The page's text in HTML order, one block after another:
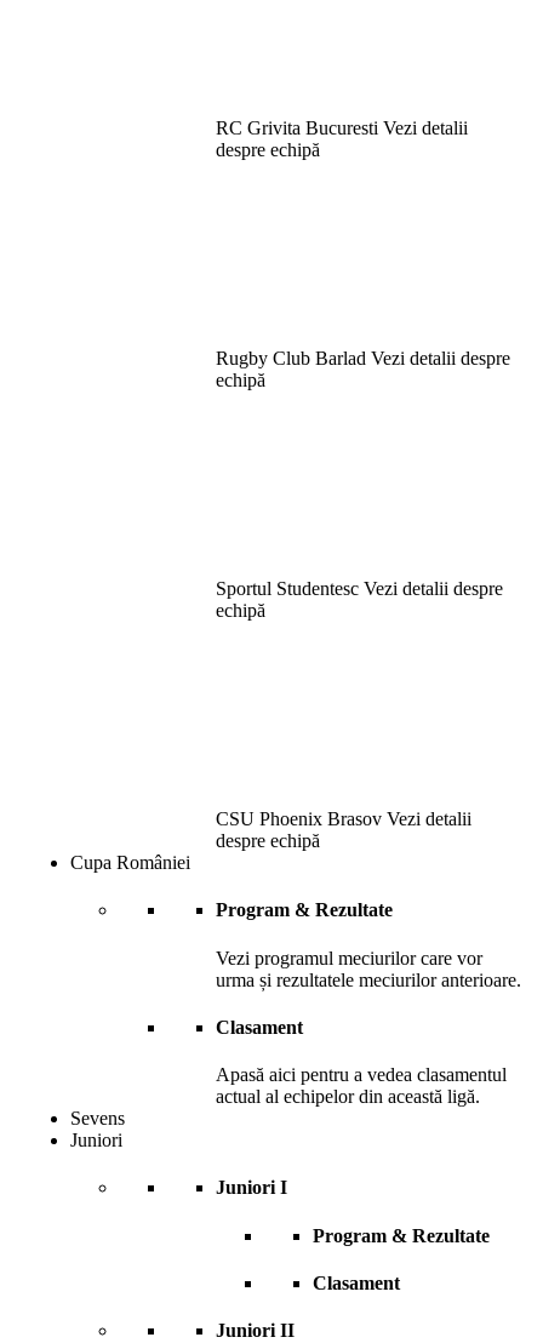
RC Grivita Bucuresti Vezi detalii
despre echipă
Rugby Club Barlad Vezi detalii despre
echipă
Sportul Studentesc Vezi detalii despre
echipă
CSU Phoenix Brasov Vezi detalii
despre echipă
Cupa României
Program & Rezultate
Vezi programul meciurilor care vor
urma și rezultatele meciurilor anterioare.
Clasament
Apasă aici pentru a vedea clasamentul
actual al echipelor din această ligă.
Sevens
Juniori
Juniori I
Program & Rezultate
Clasament
Juniori II